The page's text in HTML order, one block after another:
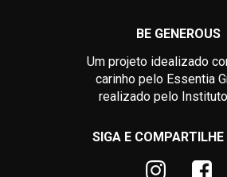
BE GENEROUS
Um projeto idealizado
carinho pelo Essentia
realizado pelo
SIGA E